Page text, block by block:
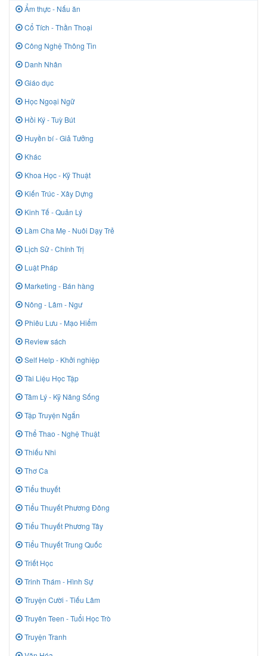
Ẩm thực - Nấu ăn
Cổ Tích - Thần Thoại
Công Nghệ Thông Tin
Danh Nhân
Giáo dục
Học Ngoại Ngữ
Hồi Ký - Tuỳ Bút
Huyền bí - Giả Tưởng
Khác
Khoa Học - Kỹ Thuật
Kiến Trúc - Xây Dựng
Kinh Tế - Quản Lý
Làm Cha Mẹ - Nuôi Dạy Trẻ
Lịch Sử - Chính Trị
Luật Pháp
Marketing - Bán hàng
Nông - Lâm - Ngư
Phiêu Lưu - Mạo Hiểm
Review sách
Self Help - Khởi nghiệp
Tài Liệu Học Tập
Tâm Lý - Kỹ Năng Sống
Tập Truyện Ngắn
Thể Thao - Nghệ Thuật
Thiếu Nhi
Thơ Ca
Tiểu thuyết
Tiểu Thuyết Phương Đông
Tiểu Thuyết Phương Tây
Tiểu Thuyết Trung Quốc
Triết Học
Trinh Thám - Hình Sự
Truyện Cười - Tiếu Lâm
Truyên Teen - Tuổi Học Trò
Truyện Tranh